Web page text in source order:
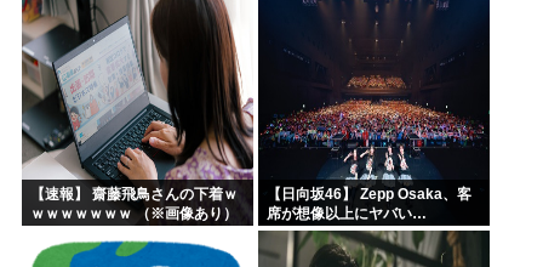
【速報】 齋藤飛鳥さんの下着ｗ
ｗｗｗｗｗｗｗ （※画像あり）
【日向坂46】 Zepp Osaka、客
席が想像以上にヤバい…